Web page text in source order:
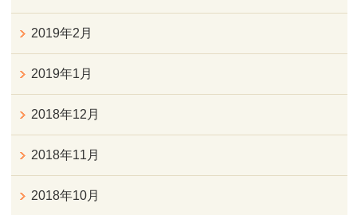
2019年2月
2019年1月
2018年12月
2018年11月
2018年10月